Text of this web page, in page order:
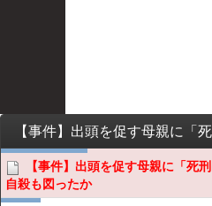
【事件】出頭を促す母親に「死
自殺も図ったか